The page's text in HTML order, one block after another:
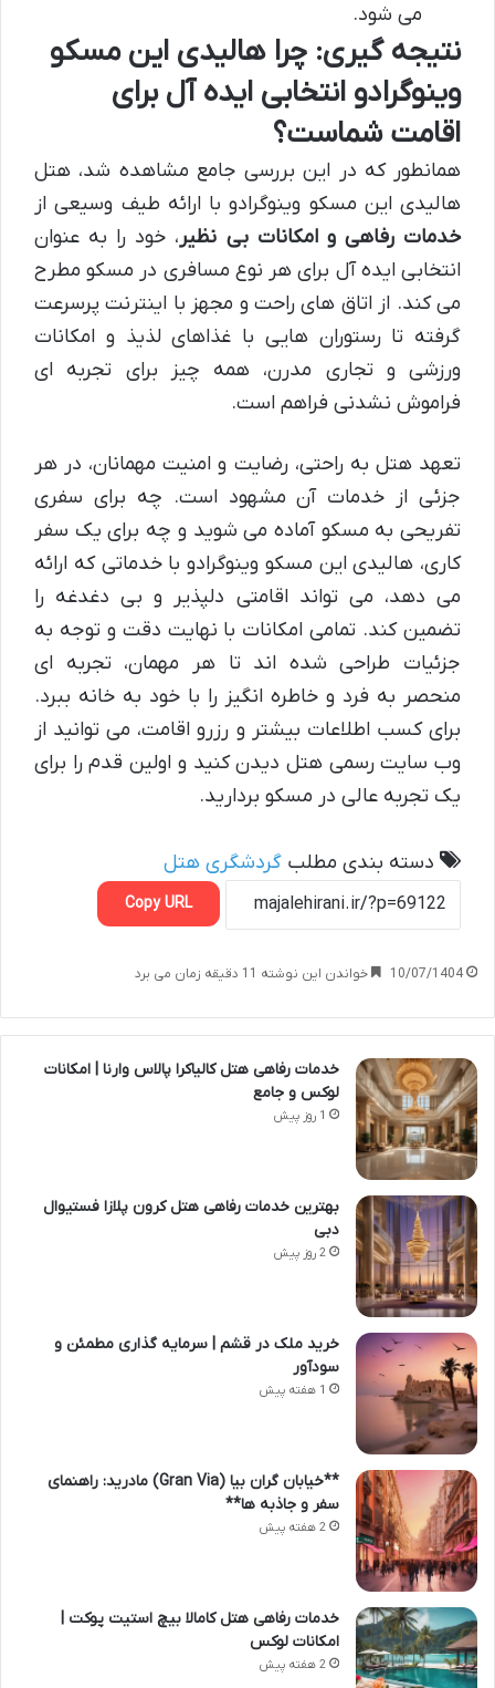
می شود.
نتیجه گیری: چرا هالیدی این مسکو
وینوگرادو انتخابی ایده آل برای
اقامت شماست؟
همانطور که در این بررسی جامع مشاهده شد، هتل
هالیدی این مسکو وینوگرادو با ارائه طیف وسیعی از
خدمات رفاهی و امکانات بی نظیر، خود را به عنوان
انتخابی ایده آل برای هر نوع مسافری در مسکو مطرح
می کند. از اتاق های راحت و مجهز با اینترنت پرسرعت
گرفته تا رستوران هایی با غذاهای لذیذ و امکانات
ورزشی و تجاری مدرن، همه چیز برای تجربه ای
فراموش نشدنی فراهم است.
تعهد هتل به راحتی، رضایت و امنیت مهمانان، در هر
جزئی از خدمات آن مشهود است. چه برای سفری
تفریحی به مسکو آماده می شوید و چه برای یک سفر
کاری، هالیدی این مسکو وینوگرادو با خدماتی که ارائه
می دهد، می تواند اقامتی دلپذیر و بی دغدغه را
تضمین کند. تمامی امکانات با نهایت دقت و توجه به
جزئیات طراحی شده اند تا هر مهمان، تجربه ای
منحصر به فرد و خاطره انگیز را با خود به خانه ببرد.
برای کسب اطلاعات بیشتر و رزرو اقامت، می توانید از
وب سایت رسمی هتل دیدن کنید و اولین قدم را برای
یک تجربه عالی در مسکو بردارید.
دسته بندی مطلب گردشگری هتل
Copy URL
10/07/1404 خواندن این نوشته 11 دقیقه زمان می برد
خدمات رفاهی هتل کالیاکرا پالاس وارنا | امکانات
لوکس و جامع
1 روز پیش
بهترین خدمات رفاهی هتل کرون پلازا فستیوال
دبی
2 روز پیش
خرید ملک در قشم | سرمایه گذاری مطمئن و
سودآور
1 هفته پیش
**خیابان گران بیا (Gran Via) مادرید: راهنمای
سفر و جاذبه ها**
2 هفته پیش
خدمات رفاهی هتل کامالا بیچ استیت پوکت |
امکانات لوکس
2 هفته پیش